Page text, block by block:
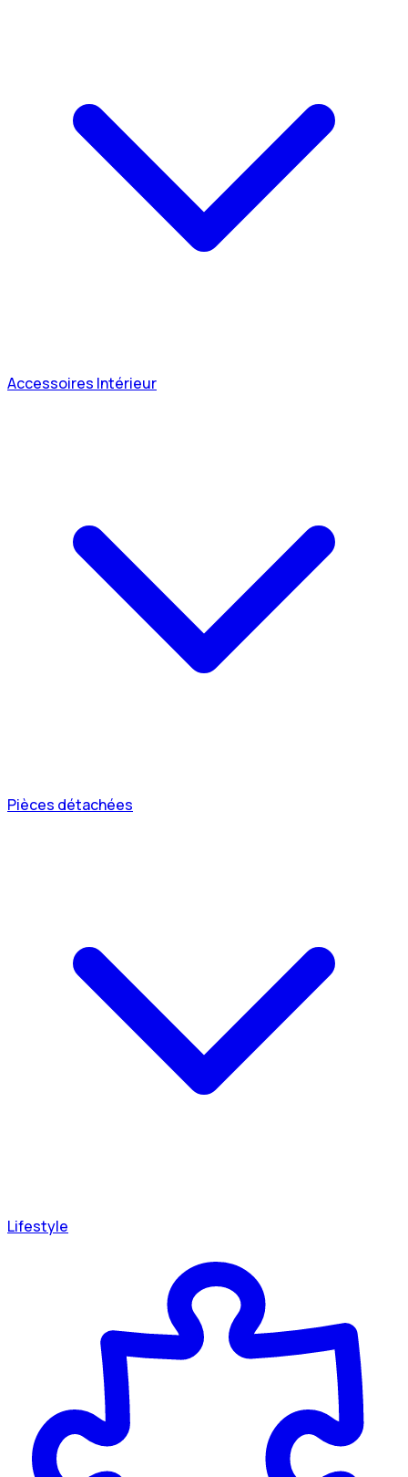
Accessoires Intérieur
Pièces détachées
Lifestyle